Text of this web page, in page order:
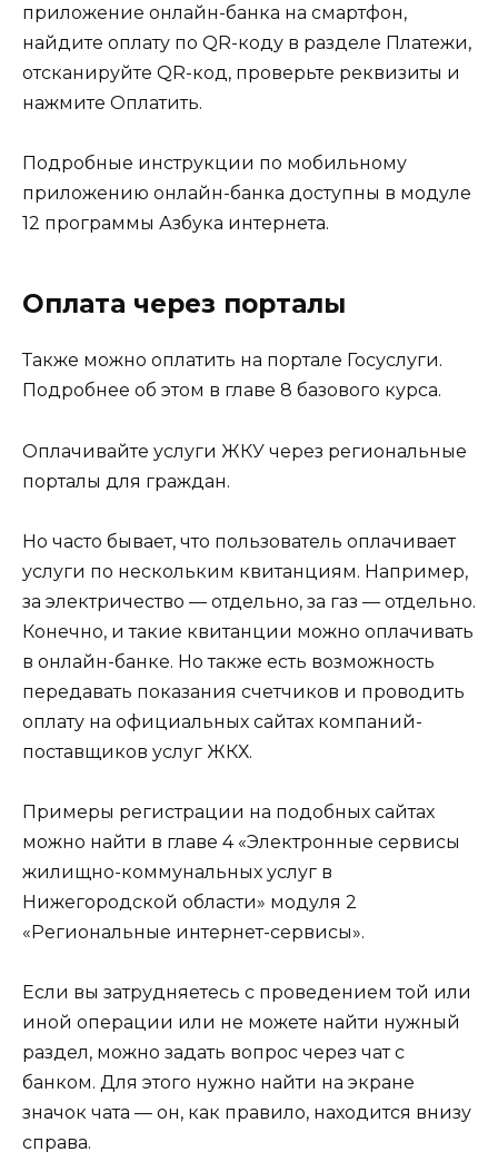
приложение онлайн-банка на смартфон,
найдите оплату по QR-коду в разделе Платежи,
отсканируйте QR-код, проверьте реквизиты и
нажмите Оплатить.
Подробные инструкции по мобильному
приложению онлайн-банка доступны в модуле
12 программы Азбука интернета.
Оплата через порталы
Также можно оплатить на портале Госуслуги.
Подробнее об этом в главе 8 базового курса.
Оплачивайте услуги ЖКУ через региональные
порталы для граждан.
Но часто бывает, что пользователь оплачивает
услуги по нескольким квитанциям. Например,
за электричество — отдельно, за газ — отдельно.
Конечно, и такие квитанции можно оплачивать
в онлайн-банке. Но также есть возможность
передавать показания счетчиков и проводить
оплату на официальных сайтах компаний-
поставщиков услуг ЖКХ.
Примеры регистрации на подобных сайтах
можно найти в главе 4 «Электронные сервисы
жилищно-коммунальных услуг в
Нижегородской области» модуля 2
«Региональные интернет-сервисы».
Если вы затрудняетесь с проведением той или
иной операции или не можете найти нужный
раздел, можно задать вопрос через чат с
банком. Для этого нужно найти на экране
значок чата — он, как правило, находится внизу
справа.